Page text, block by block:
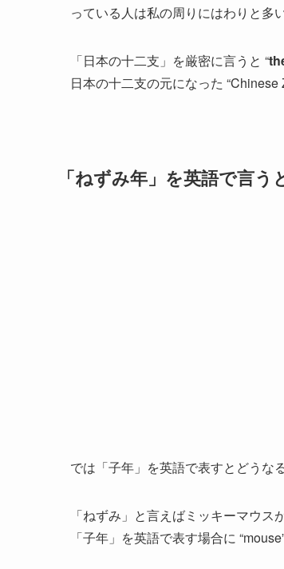
っている人は私の周りにはわりと多
「日本の十二支」を厳密に言うと “
日本の十二支の元になった “Chinese
「ねずみ年」を英語で言う
では「子年」を英語で表すとどうな
「ねずみ」と言えばミッキーマウ
「子年」を英語で表す場合に